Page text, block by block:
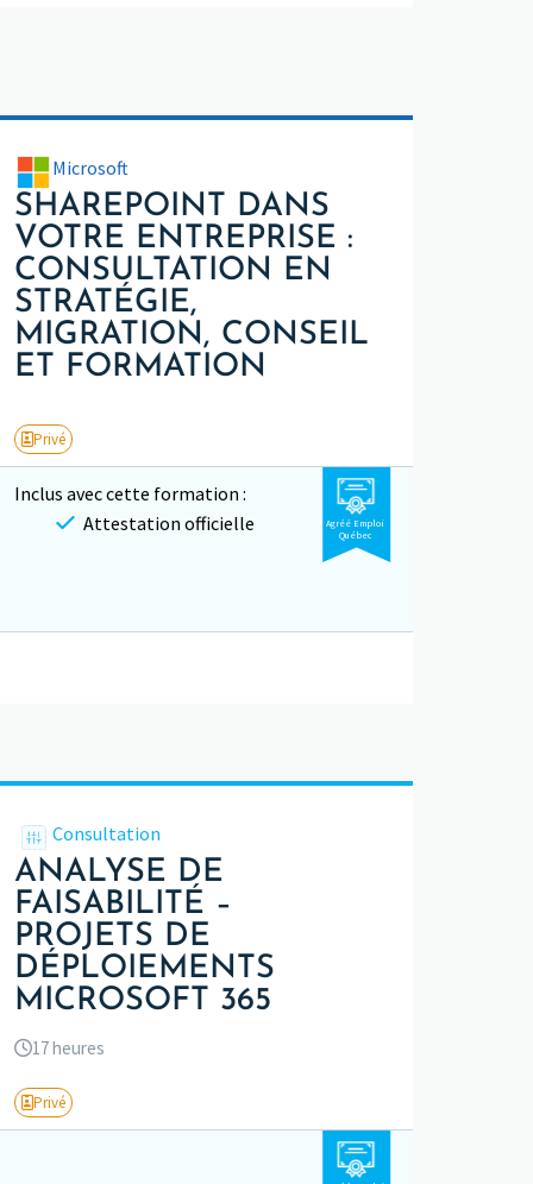
Microsoft
SHAREPOINT DANS
VOTRE ENTREPRISE :
CONSULTATION EN
STRATÉGIE,
MIGRATION, CONSEIL
ET FORMATION
Privé
Inclus avec cette formation :
Attestation officielle
Agréé Emploi
Québec
Consultation
ANALYSE DE
FAISABILITÉ –
PROJETS DE
DÉPLOIEMENTS
MICROSOFT 365
17 heures
Privé